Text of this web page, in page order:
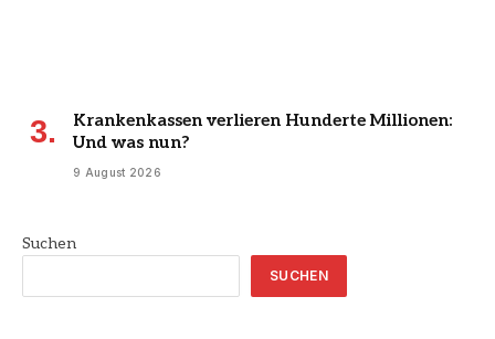
Krankenkassen verlieren Hunderte Millionen:
Und was nun?
9 August 2026
Suchen
SUCHEN